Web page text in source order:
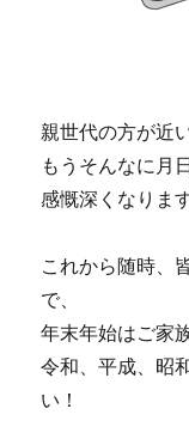
親世代の方が近
もうそんなに月
感慨深くなります
これから随時、
で、
年末年始はご家
令和、平成、昭
い！